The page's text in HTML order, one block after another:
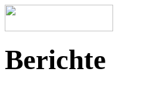
Berichte